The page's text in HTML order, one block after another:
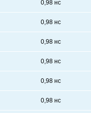
0,98 нс
0,98 нс
0,98 нс
0,98 нс
0,98 нс
0,98 нс